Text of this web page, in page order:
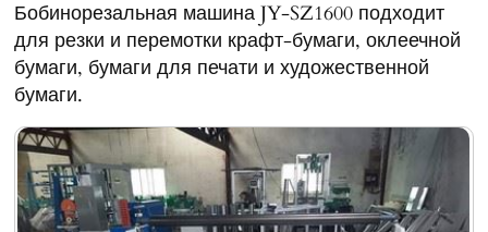
Бобинорезальная машина JY-SZ1600 подходит
для резки и перемотки крафт-бумаги, оклеечной
бумаги, бумаги для печати и художественной
бумаги.